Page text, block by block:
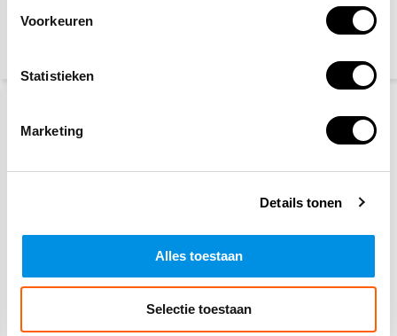
Voorkeuren
Statistieken
Marketing
Details tonen
Alles toestaan
Selectie toestaan
werkhandschoenen
(3,75 Incl. btw)
hesjes
101,-
(122,21 Incl. btw)